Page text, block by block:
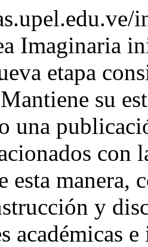
Imaginaria
etapa
su
una
con
esta manera,
y
académicas